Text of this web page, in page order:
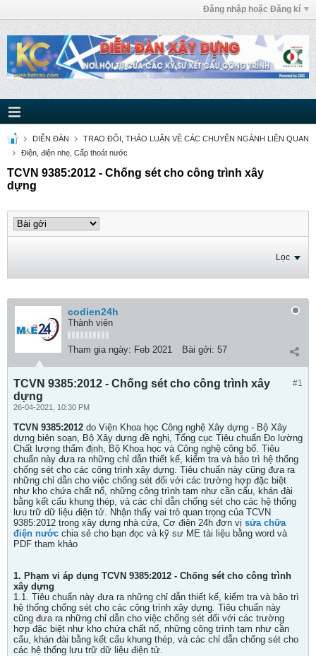
Đăng nhập hoặc Đăng kí
DIỄN ĐÀN
TRAO ĐỔI, THẢO LUẬN VỀ CÁC CHUYÊN NGÀNH LIÊN QUAN
Điện, điện nhẹ, Cấp thoát nước
TCVN 9385:2012 - Chống sét cho công trình xây
dựng
Lọc
codien24h
Thành viên
Tham gia ngày: Feb 2021 Bài gởi: 57
#1
TCVN 9385:2012 - Chống sét cho công trình xây
dựng
26-04-2021, 10:30 PM
TCVN 9385:2012 do Viện Khoa học Công nghệ Xây dựng - Bộ Xây
dựng biên soạn, Bộ Xây dựng đề nghị, Tổng cục Tiêu chuẩn Đo lường
Chất lượng thẩm định, Bộ Khoa học và Công nghệ công bố. Tiêu
chuẩn này đưa ra những chỉ dẫn thiết kế, kiểm tra và bảo trì hệ thống
chống sét cho các công trình xây dựng. Tiêu chuẩn này cũng đưa ra
những chỉ dẫn cho việc chống sét đối với các trường hợp đặc biệt
như kho chứa chất nổ, những công trình tạm như cần cẩu, khán đài
bằng kết cấu khung thép, và các chỉ dẫn chống sét cho các hệ thống
lưu trữ dữ liệu điện tử. Nhận thấy vai trò quan trọng của TCVN
9385:2012 trong xây dựng nhà cửa, Cơ điện 24h đơn vị sửa chữa
điện nước chia sẻ cho bạn đọc và kỹ sư ME tài liệu bằng word và
PDF tham khảo
1. Phạm vi áp dụng TCVN 9385:2012 - Chống sét cho công trình
xây dựng
1.1. Tiêu chuẩn này đưa ra những chỉ dẫn thiết kế, kiểm tra và bảo trì
hệ thống chống sét cho các công trình xây dựng. Tiêu chuẩn này
cũng đưa ra những chỉ dẫn cho việc chống sét đối với các trường
hợp đặc biệt như kho chứa chất nổ, những công trình tạm như cần
cẩu, khán đài bằng kết cấu khung thép, và các chỉ dẫn chống sét cho
các hệ thống lưu trữ dữ liệu điện tử.